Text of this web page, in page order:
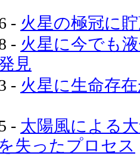
- 火星の極冠に
- 火星に今でも
見
- 火星に生命存
- 太陽風による
失ったプロセス